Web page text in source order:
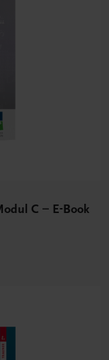
C – E-Book